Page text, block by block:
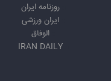
روزنامه ایران
ایران ورزشی
الوفاق
IRAN DAILY